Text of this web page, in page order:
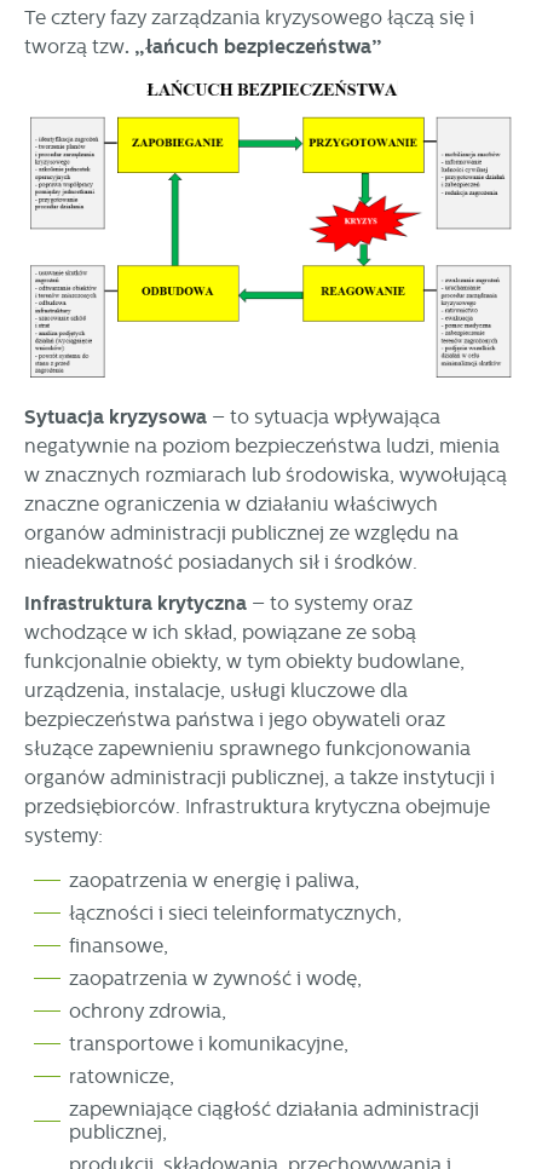
Te cztery fazy zarządzania kryzysowego łączą się i
tworzą tzw. „łańcuch bezpieczeństwa”
Sytuacja kryzysowa – to sytuacja wpływająca
negatywnie na poziom bezpieczeństwa ludzi, mienia
w znacznych rozmiarach lub środowiska, wywołującą
znaczne ograniczenia w działaniu właściwych
organów administracji publicznej ze względu na
nieadekwatność posiadanych sił i środków.
Infrastruktura krytyczna – to systemy oraz
wchodzące w ich skład, powiązane ze sobą
funkcjonalnie obiekty, w tym obiekty budowlane,
urządzenia, instalacje, usługi kluczowe dla
bezpieczeństwa państwa i jego obywateli oraz
służące zapewnieniu sprawnego funkcjonowania
organów administracji publicznej, a także instytucji i
przedsiębiorców. Infrastruktura krytyczna obejmuje
systemy:
zaopatrzenia w energię i paliwa,
łączności i sieci teleinformatycznych,
finansowe,
zaopatrzenia w żywność i wodę,
ochrony zdrowia,
transportowe i komunikacyjne,
ratownicze,
zapewniające ciągłość działania administracji
publicznej,
produkcji, składowania, przechowywania i